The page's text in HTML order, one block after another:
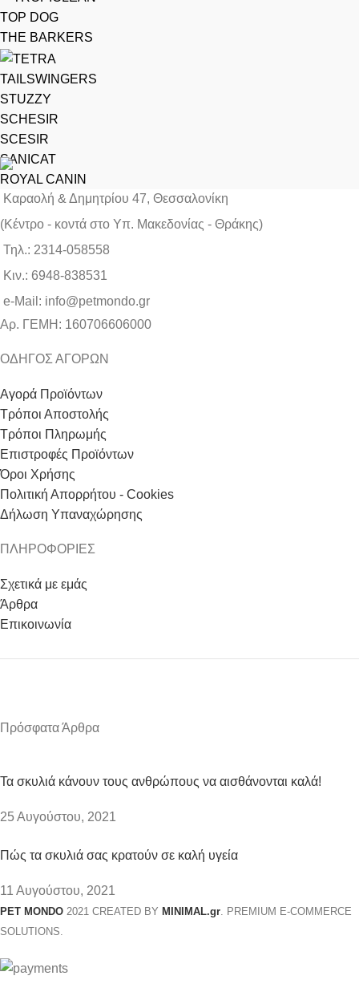
TOP DOG
THE BARKERS
TAILSWINGERS
STUZZY
SCHESIR
SCESIR
SANICAT
ROYAL CANIN
Καραολή & Δημητρίου 47, Θεσσαλονίκη
(Kέντρο - κοντά στο Yπ. Μακεδονίας - Θράκης)
Τηλ.: 2314-058558
Κιν.: 6948-838531
e-Mail: info@petmondo.gr
Aρ. ΓΕΜΗ: 160706606000
ΟΔΗΓΟΣ ΑΓΟΡΩΝ
Αγορά Προϊόντων
Τρόποι Αποστολής
Τρόποι Πληρωμής
Επιστροφές Προϊόντων
Όροι Χρήσης
Πολιτική Απορρήτου - Cookies
Δήλωση Υπαναχώρησης
ΠΛΗΡΟΦΟΡΙΕΣ
Σχετικά με εμάς
Άρθρα
Επικοινωνία
Πρόσφατα Άρθρα
Τα σκυλιά κάνουν τους ανθρώπους να αισθάνονται καλά!
25 Αυγούστου, 2021
Πώς τα σκυλιά σας κρατούν σε καλή υγεία
11 Αυγούστου, 2021
PET MONDO 2021 CREATED BY MINIMAL.gr. PREMIUM E-COMMERCE
SOLUTIONS.